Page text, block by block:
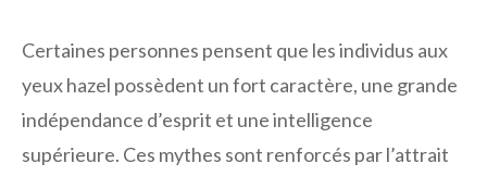
Certaines personnes pensent que les individus aux
yeux hazel possèdent un fort caractère, une grande
indépendance d’esprit et une intelligence
supérieure. Ces mythes sont renforcés par l’attrait